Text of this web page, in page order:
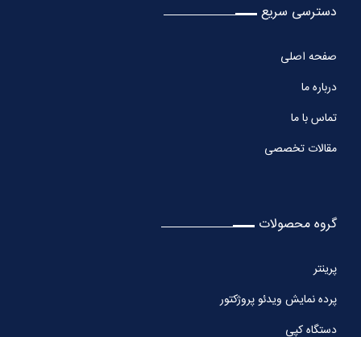
دسترسی سریع
صفحه اصلی
درباره ما
تماس با ما
مقالات تخصصی
گروه محصولات
پرینتر
پرده نمایش ویدئو پروژکتور
دستگاه کپی